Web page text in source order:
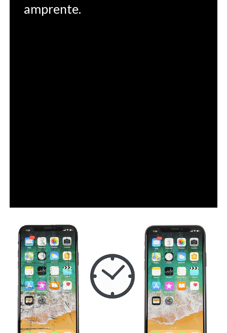
amprente.